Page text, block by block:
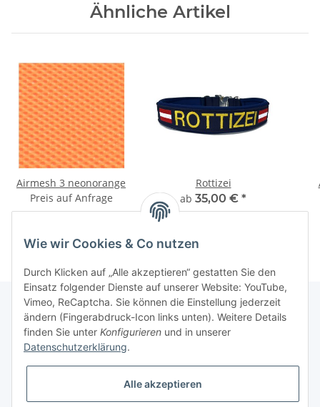
Ähnliche Artikel
Airmesh 3 neonorange
Preis auf Anfrage
Rottizei
ab 35,00 € *
Informationen
Wie wir Cookies & Co nutzen
Durch Klicken auf „Alle akzeptieren“ gestatten Sie den
Einsatz folgender Dienste auf unserer Website: YouTube,
Vimeo, ReCaptcha. Sie können die Einstellung jederzeit
ändern (Fingerabdruck-Icon links unten). Weitere Details
finden Sie unter Konfigurieren und in unserer
Datenschutzerklärung.
Alle akzeptieren